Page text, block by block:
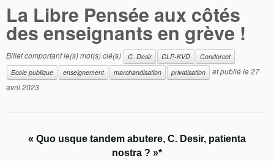
La Libre Pensée aux côtés
des enseignants en grève !
Billet comportant le(s) mot(s) clé(s) C. Desir CLP-KVD
Condorcet
Ecole publique
enseignement marchandisation privatisation et publié le27
avril 2023
« Quo usque tandem abutere, C. Desir, patienta
nostra ? »*